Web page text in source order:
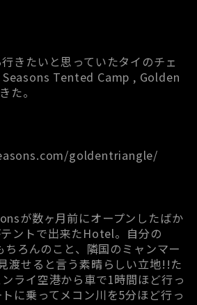
きたいと思っていたタイのチェ
Seasons Tented Camp , Golden
た。
goldentriangle/
が数ヶ月前にオープンしたばか
ントで出来たHotel。自分の
ろんのこと、隣国のミャンマー
渡せると言う素晴らしい立地!!た
ライ空港から車で1時間ほど行っ
に乗ってメコン川を5分ほど行っ